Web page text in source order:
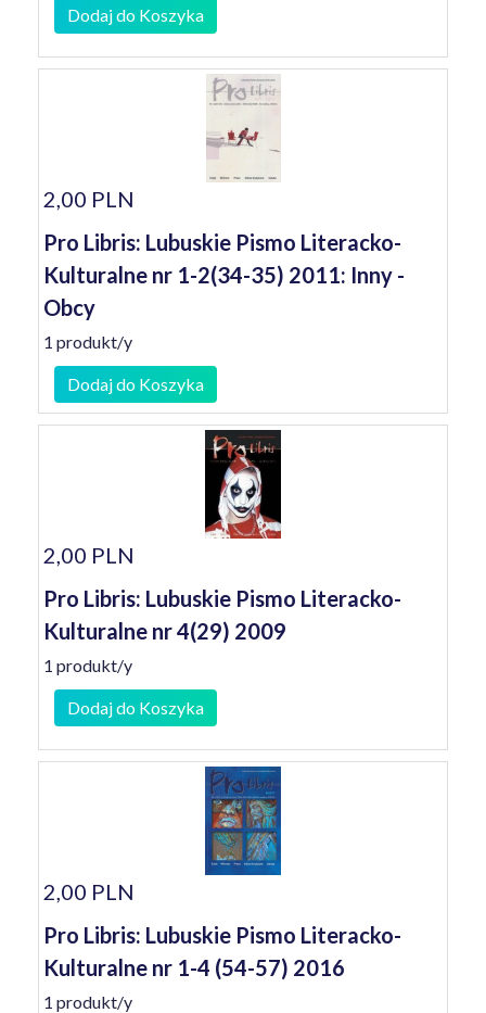
Dodaj do Koszyka
2,00 PLN
Pro Libris: Lubuskie Pismo Literacko-
Kulturalne nr 1-2(34-35) 2011: Inny -
Obcy
1 produkt/y
Dodaj do Koszyka
2,00 PLN
Pro Libris: Lubuskie Pismo Literacko-
Kulturalne nr 4(29) 2009
1 produkt/y
Dodaj do Koszyka
2,00 PLN
Pro Libris: Lubuskie Pismo Literacko-
Kulturalne nr 1-4 (54-57) 2016
1 produkt/y